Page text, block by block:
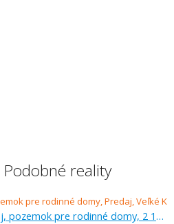
Podobné reality
Predaj, pozemok pre rodinné domy, 2 143 m